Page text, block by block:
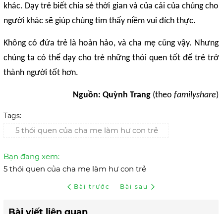
khác. Dạy trẻ biết chia sẻ thời gian và của cải của chúng cho
người khác sẽ giúp chúng tìm thấy niềm vui đích thực.
Không có đứa trẻ là hoàn hảo, và cha mẹ cũng vậy. Nhưng
chúng ta có thể dạy cho trẻ những thói quen tốt để trẻ trở
thành người tốt hơn.
Nguồn: Quỳnh Trang (theo familyshare)
Tags:
5 thói quen của cha mẹ làm hư con trẻ
Bạn đang xem:
5 thói quen của cha mẹ làm hư con trẻ
Bài trước Bài sau